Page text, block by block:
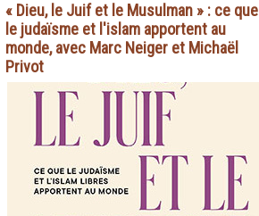
« Dieu, le Juif et le Musulman » : ce que
le judaïsme et l'islam apportent au
monde, avec Marc Neiger et Michaël
Privot